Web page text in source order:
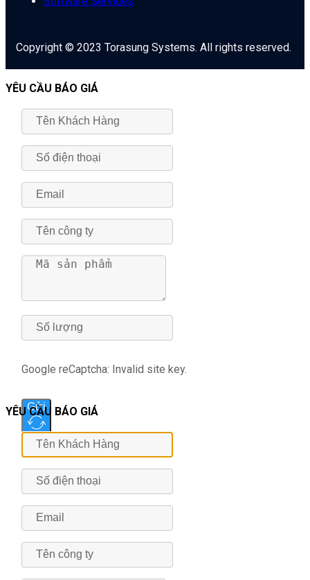
Copyright © 2023 Torasung Systems. All rights reserved.
YÊU CẦU BÁO GIÁ
Google reCaptcha: Invalid site key.
Gửi
YÊU CẦU BÁO GIÁ